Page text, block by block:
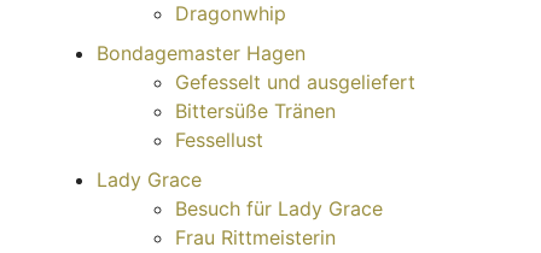
Dragonwhip
Bondagemaster Hagen
Gefesselt und ausgeliefert
Bittersüße Tränen
Fessellust
Lady Grace
Besuch für Lady Grace
Frau Rittmeisterin